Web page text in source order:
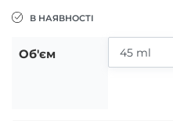
В НАЯВНОСТІ
Об'єм